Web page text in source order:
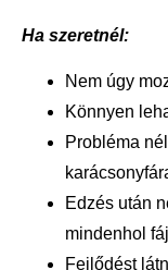
Ha szeretnél:
Nem úgy
Könnyen
Probléma
Edzés után
mindenhol fáj
Fejlődést